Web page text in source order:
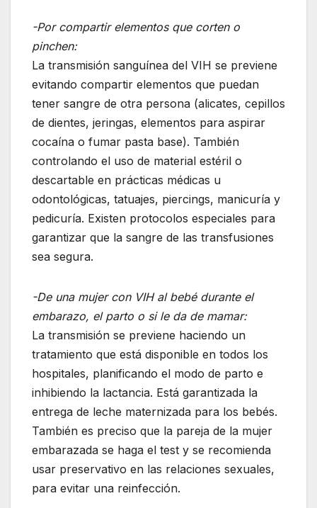
-Por compartir elementos que corten o
pinchen:
La transmisión sanguínea del VIH se previene
evitando compartir elementos que puedan
tener sangre de otra persona (alicates, cepillos
de dientes, jeringas, elementos para aspirar
cocaína o fumar pasta base). También
controlando el uso de material estéril o
descartable en prácticas médicas u
odontológicas, tatuajes, piercings, manicuría y
pedicuría. Existen protocolos especiales para
garantizar que la sangre de las transfusiones
sea segura.
-De una mujer con VIH al bebé durante el
embarazo, el parto o si le da de mamar:
La transmisión se previene haciendo un
tratamiento que está disponible en todos los
hospitales, planificando el modo de parto e
inhibiendo la lactancia. Está garantizada la
entrega de leche maternizada para los bebés.
También es preciso que la pareja de la mujer
embarazada se haga el test y se recomienda
usar preservativo en las relaciones sexuales,
para evitar una reinfección.